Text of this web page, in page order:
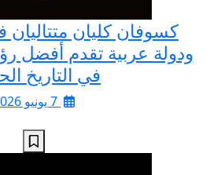
كسوفان كليان
ودولة عربية تقدم أفضل
في التاريخ